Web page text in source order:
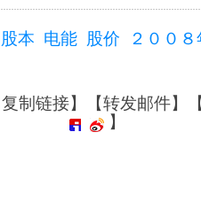
股本 电能 股价
２００８
复制链接】【转发邮件】
】